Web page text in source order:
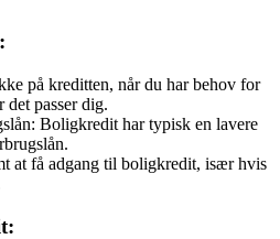
på kreditten, når du har behov for
det passer dig.
Boligkredit har typisk en lavere
at få adgang til boligkredit, især hvis